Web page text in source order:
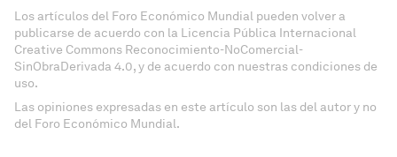
Los artículos del Foro Económico Mundial pueden volver a
publicarse de acuerdo con la Licencia Pública Internacional
Creative Commons Reconocimiento-NoComercial-
SinObraDerivada 4.0, y de acuerdo con nuestras condiciones de
uso.
Las opiniones expresadas en este artículo son las del autor y no
del Foro Económico Mundial.